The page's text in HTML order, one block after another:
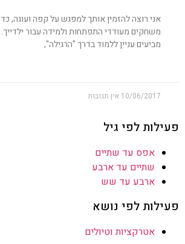
אני רוצה להזמין אותך למפגש על קפה ועוגה,
משחקים מעודדי התפתחות ולמידה עבור ילדייך.
מביעים עניין ללמוד בדרך "הרגילה",
10/06/2017 אין תגובות
פעילות לפי גיל
אפס עד שתיים
שתיים עד ארבע
ארבע עד שש
פעילות לפי נושא
אטרקציות וטיולים